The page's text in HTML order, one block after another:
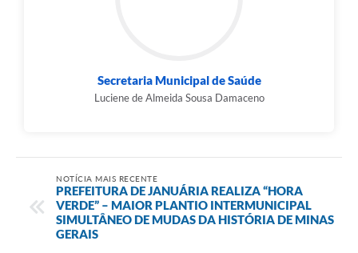
Secretaria Municipal de Saúde
Luciene de Almeida Sousa Damaceno
NOTÍCIA MAIS RECENTE
PREFEITURA DE JANUÁRIA REALIZA “HORA
VERDE” – MAIOR PLANTIO INTERMUNICIPAL
SIMULTÂNEO DE MUDAS DA HISTÓRIA DE MINAS
GERAIS